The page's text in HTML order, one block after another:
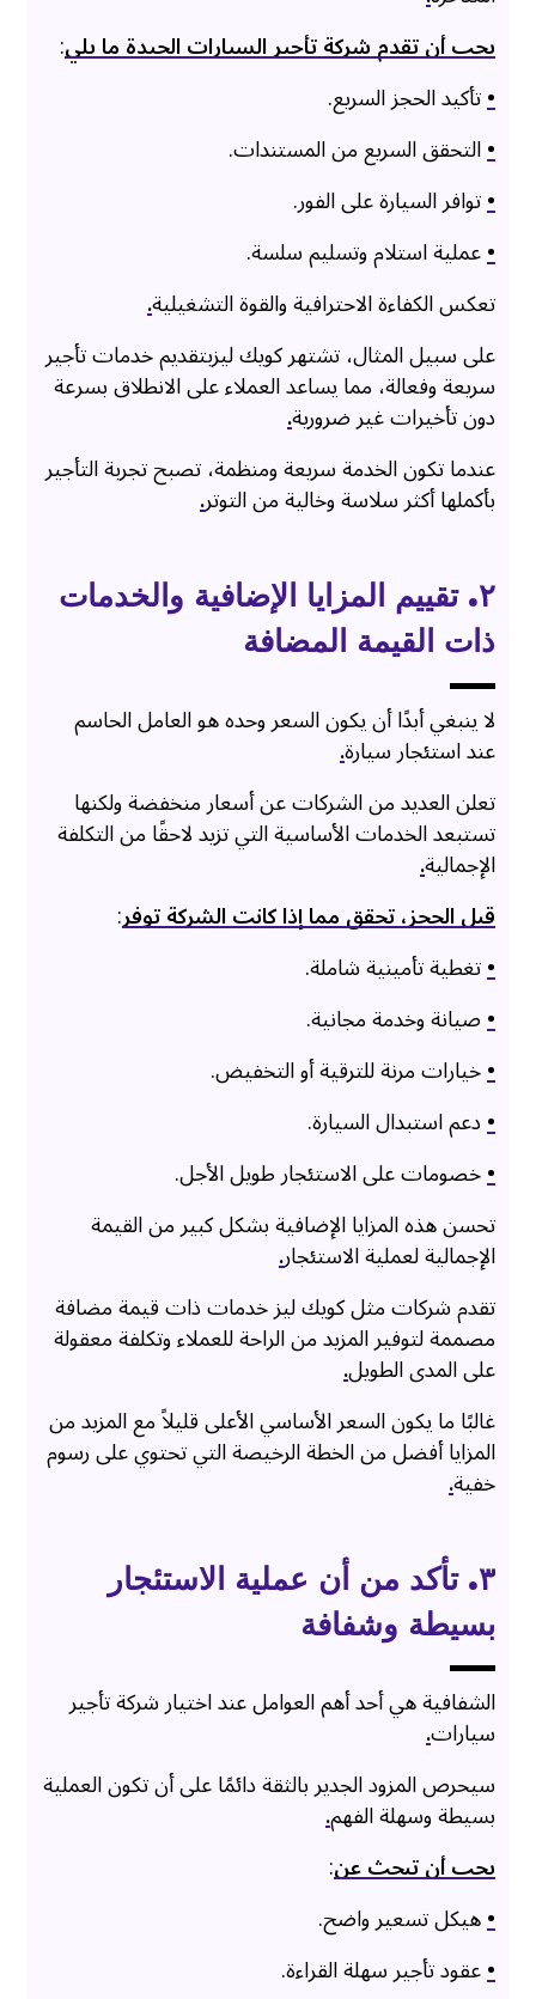
يجب أن تقدم شركة تأجير السيارات الجيدة ما يلي:
•تأكيد الحجز السريع.
•التحقق السريع من المستندات.
•توافر السيارة على الفور.
•عملية استلام وتسليم سلسة.
تعكس الكفاءة الاحترافية والقوة التشغيلية.
على سبيل المثال، تشتهر كويك ليزبتقديم خدمات تأجير
سريعة وفعالة، مما يساعد العملاء على الانطلاق بسرعة
دون تأخيرات غير ضرورية.
عندما تكون الخدمة سريعة ومنظمة، تصبح تجربة التأجير
بأكملها أكثر سلاسة وخالية من التوتر.
۲. تقييم المزايا الإضافية والخدمات
ذات القيمة المضافة
لا ينبغي أبدًا أن يكون السعر وحده هو العامل الحاسم
عند استئجار سيارة.
تعلن العديد من الشركات عن أسعار منخفضة ولكنها
تستبعد الخدمات الأساسية التي تزيد لاحقًا من التكلفة
الإجمالية.
قبل الحجز، تحقق مما إذا كانت الشركة توفر:
•تغطية تأمينية شاملة.
•صيانة وخدمة مجانية.
•خيارات مرنة للترقية أو التخفيض.
•دعم استبدال السيارة.
•خصومات على الاستئجار طويل الأجل.
تحسن هذه المزايا الإضافية بشكل كبير من القيمة
الإجمالية لعملية الاستئجار.
تقدم شركات مثل كويك ليز خدمات ذات قيمة مضافة
مصممة لتوفير المزيد من الراحة للعملاء وتكلفة معقولة
على المدى الطويل.
غالبًا ما يكون السعر الأساسي الأعلى قليلاً مع المزيد من
المزايا أفضل من الخطة الرخيصة التي تحتوي على رسوم
خفية.
۳. تأكد من أن عملية الاستئجار
بسيطة وشفافة
الشفافية هي أحد أهم العوامل عند اختيار شركة تأجير
سيارات.
سيحرص المزود الجدير بالثقة دائمًا على أن تكون العملية
بسيطة وسهلة الفهم.
يجب أن تبحث عن:
•هيكل تسعير واضح.
•عقود تأجير سهلة القراءة.